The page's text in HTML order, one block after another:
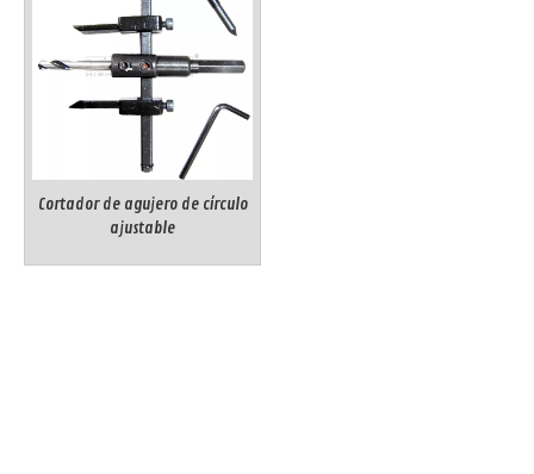
Cortador de agujero de círculo
ajustable